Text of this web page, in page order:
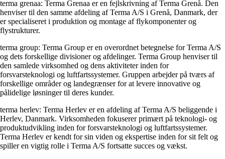
terma grenaa: Terma Grenaa er en fejlskrivning af Terma Grenå. Den
henviser til den samme afdeling af Terma A/S i Grenå, Danmark, der
er specialiseret i produktion og montage af flykomponenter og
flystrukturer.
terma group: Terma Group er en overordnet betegnelse for Terma A/S
og dets forskellige divisioner og afdelinger. Terma Group henviser til
den samlede virksomhed og dens aktiviteter inden for
forsvarsteknologi og luftfartssystemer. Gruppen arbejder på tværs af
forskellige områder og landegrænser for at levere innovative og
pålidelige løsninger til deres kunder.
terma herlev: Terma Herlev er en afdeling af Terma A/S beliggende i
Herlev, Danmark. Virksomheden fokuserer primært på teknologi- og
produktudvikling inden for forsvarsteknologi og luftfartssystemer.
Terma Herlev er kendt for sin viden og ekspertise inden for sit felt og
spiller en vigtig rolle i Terma A/S fortsatte succes og vækst.